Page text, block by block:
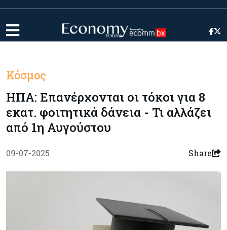
Κόσμος
ΗΠΑ: Επανέρχονται οι τόκοι για 8
εκατ. φοιτητικά δάνεια - Τι αλλάζει
από 1η Αυγούστου
09-07-2025 Share